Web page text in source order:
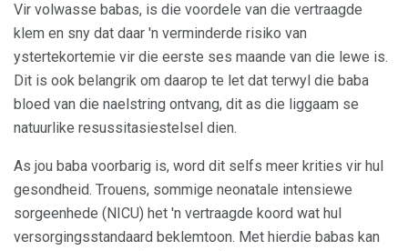
Vir volwasse babas, is die voordele van die vertraagde
klem en sny dat daar 'n verminderde risiko van
ystertekortemie vir die eerste ses maande van die lewe is.
Dit is ook belangrik om daarop te let dat terwyl die baba
bloed van die naelstring ontvang, dit as die liggaam se
natuurlike resussitasiestelsel dien.
As jou baba voorbarig is, word dit selfs meer krities vir hul
gesondheid. Trouens, sommige neonatale intensiewe
sorgeenhede (NICU) het 'n vertraagde koord wat hul
versorgingsstandaard beklemtoon. Met hierdie babas kan